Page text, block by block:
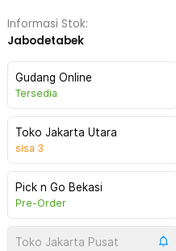
Informasi Stok:
Jabodetabek
Gudang Online
Tersedia
Toko Jakarta Utara
sisa 3
Pick n Go Bekasi
Pre-Order
Toko Jakarta Pusat